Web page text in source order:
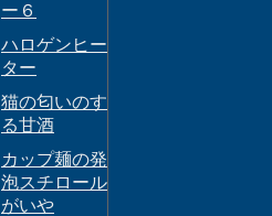
ー６
ハロゲンヒー
ター
猫の匂いのす
る甘酒
カップ麺の発
泡スチロール
がいや